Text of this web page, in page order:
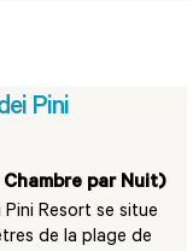
Pini
par Nuit)
Resort se situe
de la plage de